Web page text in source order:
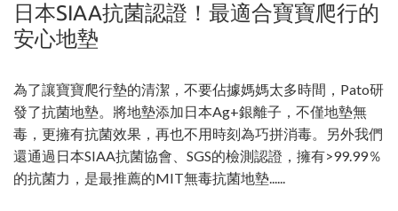
日本SIAA抗菌認證！最適合寶寶爬行的
安心地墊
為了讓寶寶爬行墊的清潔，不要佔據媽媽太多時間，Pato研
發了抗菌地墊。將地墊添加日本Ag+銀離子，不僅地墊無
毒，更擁有抗菌效果，再也不用時刻為巧拼消毒。另外我們
還通過日本SIAA抗菌協會、SGS的檢測認證，擁有>99.99％
的抗菌力，是最推薦的MIT無毒抗菌地墊......